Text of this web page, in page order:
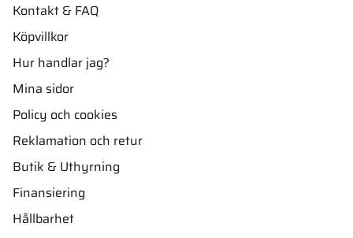
Kontakt & FAQ
Köpvillkor
Hur handlar jag?
Mina sidor
Policy och cookies
Reklamation och retur
Butik & Uthyrning
Finansiering
Hållbarhet